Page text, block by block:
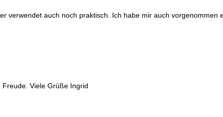
verwendet auch noch praktisch. Ich habe mir auch
Viele Grüße Ingrid